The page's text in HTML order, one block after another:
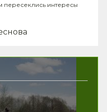
пересеклись интересы